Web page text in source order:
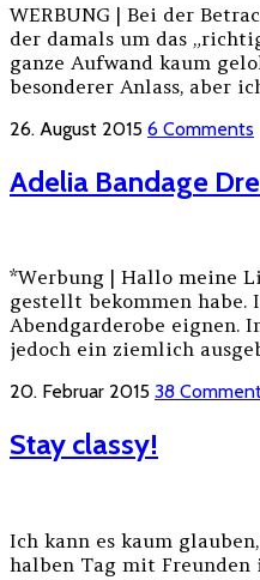
WERBUNG | Bei der
der damals um das
ganze Aufwand kaum
besonderer Anlass, aber
26. August 2015 6 Comments
Adelia Bandage
*Werbung | Hallo meine
gestellt bekommen
Abendgarderobe eignen.
jedoch ein ziemlich
20. Februar 2015 38
Stay classy!
Ich kann es kaum
halben Tag mit Freunden